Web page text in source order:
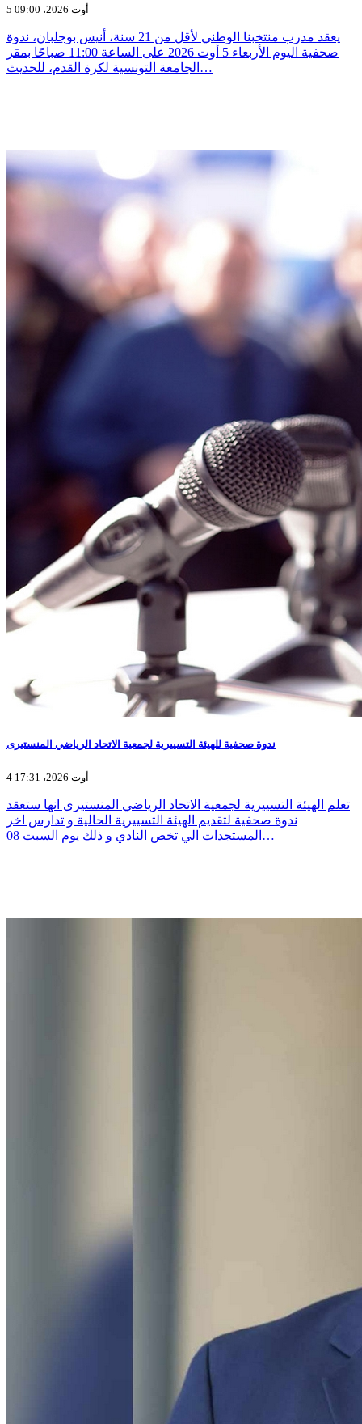
5 أوت 2026، 09:00
يعقد مدرب منتخبنا الوطني لأقل من 21 سنة، أنيس بوجلبان، ندوة
صحفية اليوم الأربعاء 5 أوت 2026 على الساعة 11:00 صباحًا بمقر
الجامعة التونسية لكرة القدم، للحديث…
ندوة صحفية للهيئة التسييرية لجمعية الاتحاد الرياضي المنستيرى
4 أوت 2026، 17:31
تعلم الهيئة التسييرية لجمعية الاتحاد الرياضي المنستيرى انها ستعقد
ندوة صحفية لتقديم الهيئة التسييرية الحالية و تدارس اخر
المستجدات الي تخص النادي و ذلك يوم السبت 08…